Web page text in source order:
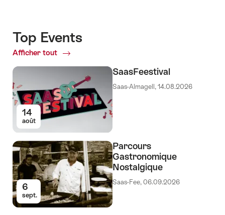
Top Events
Afficher tout
Top
14
août
SaasFeestival
Saas-Almagell, 14.08.2026
6
sept.
Parcours
Gastronomique
Nostalgique
Saas-Fee, 06.09.2026